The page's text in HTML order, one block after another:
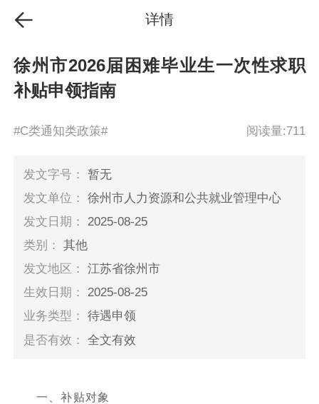
详情
徐州市2026届困难毕业生一次性求职
补贴申领指南
#C类通知类政策# 阅读量:711
发文字号：暂无
发文单位：徐州市人力资源和公共就业管理中心
发文日期： 2025-08-25
类别：其他
发文地区：江苏省徐州市
生效日期： 2025-08-25
业务类型：待遇申领
是否有效：全文有效
一、补贴对象